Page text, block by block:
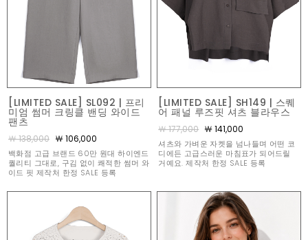
[LIMITED SALE] SL092 | 프리
미엄 썸머 크링클 밴딩 와이드
팬츠
￦ 138,000 ￦ 106,000
백화점 고급 브랜드 60만 원대 하이엔드
퀄리티 그대로, 구김 없이 쾌적한 썸머 와
이드 핏 제작처 한정 SALE 등록
[LIMITED SALE] SH149 | 스퀘
어 패널 루즈핏 셔츠 블라우스
￦ 177,000 ￦ 141,000
셔츠와 가벼운 자켓을 넘나들며 어떤 코
디에든 고급스러운 마침표가 되어드릴
거예요. 제작처 한정 SALE 등록